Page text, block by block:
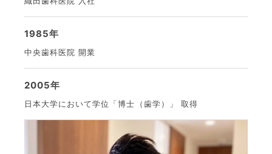
1985年
中央歯科医院 開業
2005年
日本大学において学位「博士（歯学）」 取得